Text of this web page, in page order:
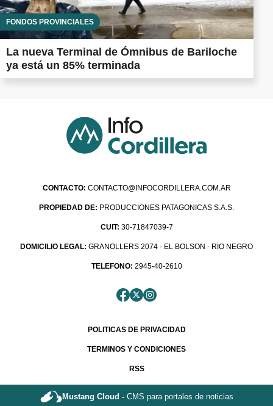
FONDOS PROVINCIALES
La nueva Terminal de Ómnibus de Bariloche
ya está un 85% terminada
CONTACTO: CONTACTO@INFOCORDILLERA.COM.AR
PROPIEDAD DE: PRODUCCIONES PATAGONICAS S.A.S.
CUIT: 30-71847039-7
DOMICILIO LEGAL: GRANOLLERS 2074 - EL BOLSON - RIO NEGRO
TELEFONO: 2945-40-2610
POLITICAS DE PRIVACIDAD
TERMINOS Y CONDICIONES
RSS
Mustang Cloud -CMS para portales de noticias